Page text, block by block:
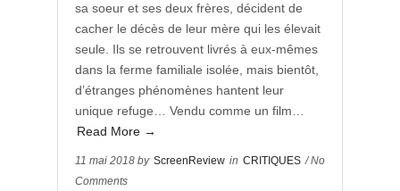
sa soeur et ses deux frères, décident de
cacher le décès de leur mère qui les élevait
seule. Ils se retrouvent livrés à eux-mêmes
dans la ferme familiale isolée, mais bientôt,
d’étranges phénomènes hantent leur
unique refuge… Vendu comme un film…
Read More →
11 mai 2018 by ScreenReview in CRITIQUES / No
Comments